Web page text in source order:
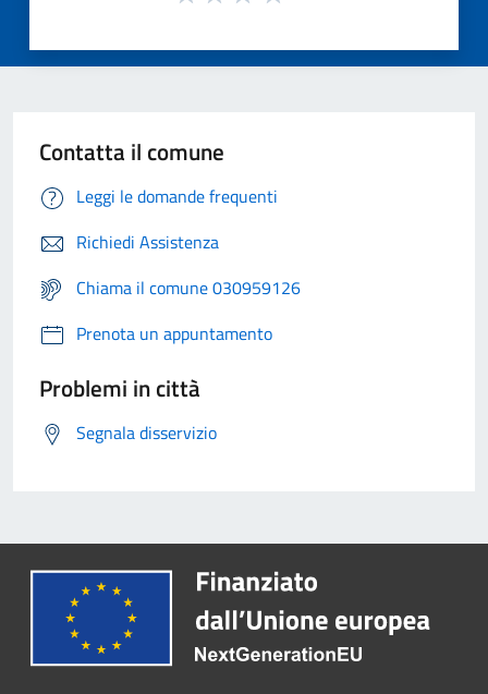
Contatta il comune
Leggi le domande frequenti
Richiedi Assistenza
Chiama il comune 030959126
Prenota un appuntamento
Problemi in città
Segnala disservizio